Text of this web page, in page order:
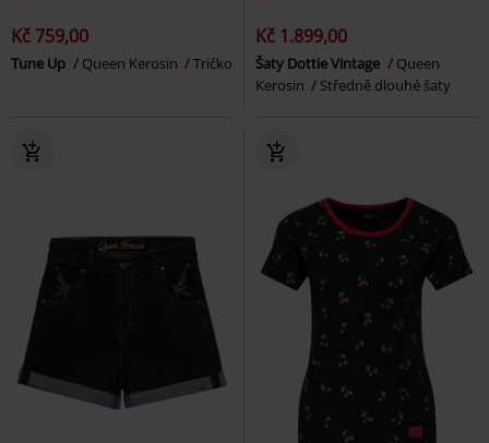
Kč 759,00
Tune Up Queen Kerosin Tričko
Kč 1.899,00
Šaty Dottie Vintage
Queen
Kerosin
Středně dlouhé šaty